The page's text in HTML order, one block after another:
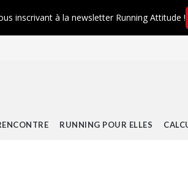
RUNNING POUR ELLES
inscrivant à la newsletter Running Attitude !